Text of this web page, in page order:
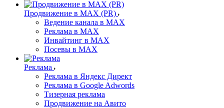
Продвижение в MAX (PR)
Ведение канала в MAX
Реклама в MAX
Инвайтинг в MAX
Посевы в MAX
Реклама
Реклама в Яндекс Директ
Реклама в Google Adwords
Тизерная реклама
Продвижение на Авито